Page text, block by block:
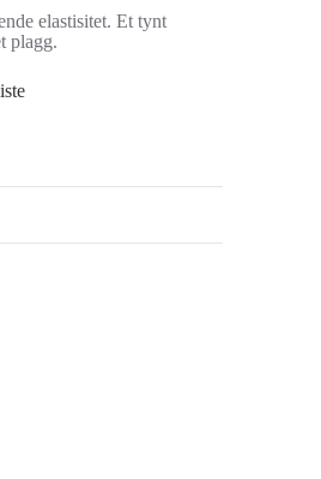
elastisitet. Et tynt
plagg.